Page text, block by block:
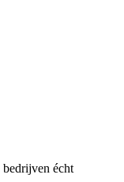
écht